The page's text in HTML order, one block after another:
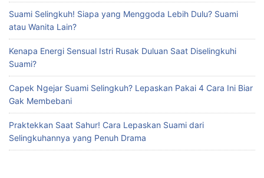
Suami Selingkuh! Siapa yang Menggoda Lebih Dulu? Suami
atau Wanita Lain?
Kenapa Energi Sensual Istri Rusak Duluan Saat Diselingkuhi
Suami?
Capek Ngejar Suami Selingkuh? Lepaskan Pakai 4 Cara Ini Biar
Gak Membebani
Praktekkan Saat Sahur! Cara Lepaskan Suami dari
Selingkuhannya yang Penuh Drama